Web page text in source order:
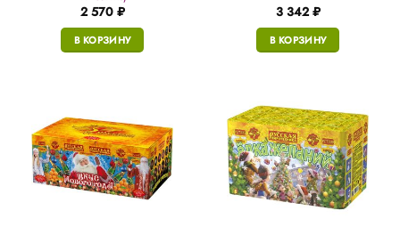
2 570 ₽
В КОРЗИНУ
3 342 ₽
В КОРЗИНУ